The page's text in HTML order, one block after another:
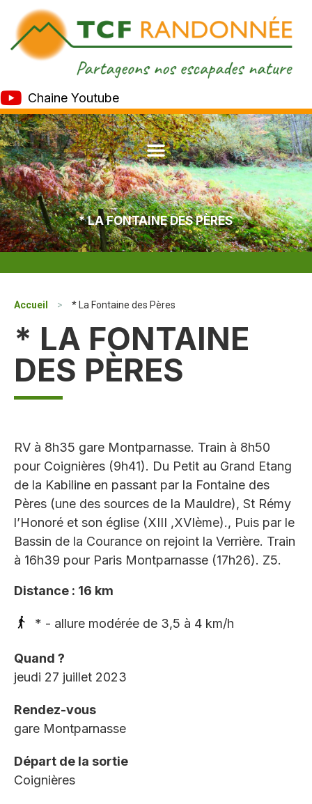
Chaine Youtube
* LA FONTAINE DES PÈRES
Accueil > * La Fontaine des Pères
* LA FONTAINE
DES PÈRES
RV à 8h35 gare Montparnasse. Train à 8h50
pour Coignières (9h41). Du Petit au Grand Etang
de la Kabiline en passant par la Fontaine des
Pères (une des sources de la Mauldre), St Rémy
l’Honoré et son église (XIII ,XVIème)., Puis par le
Bassin de la Courance on rejoint la Verrière. Train
à 16h39 pour Paris Montparnasse (17h26). Z5.
Distance : 16 km
* - allure modérée de 3,5 à 4 km/h
Quand ?
jeudi 27 juillet 2023
Rendez-vous
gare Montparnasse
Départ de la sortie
Coignières